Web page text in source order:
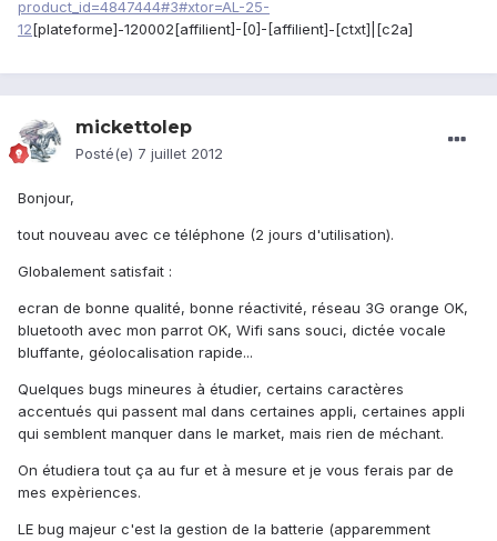
product_id=4847444#3#xtor=AL-25-
12[plateforme]-120002[affilient]-[0]-[affilient]-[ctxt]|[c2a]
mickettolep
Posté(e) 7 juillet 2012
Bonjour,
tout nouveau avec ce téléphone (2 jours d'utilisation).
Globalement satisfait :
ecran de bonne qualité, bonne réactivité, réseau 3G orange OK,
bluetooth avec mon parrot OK, Wifi sans souci, dictée vocale
bluffante, géolocalisation rapide...
Quelques bugs mineures à étudier, certains caractères
accentués qui passent mal dans certaines appli, certaines appli
qui semblent manquer dans le market, mais rien de méchant.
On étudiera tout ça au fur et à mesure et je vous ferais par de
mes expèriences.
LE bug majeur c'est la gestion de la batterie (apparemment